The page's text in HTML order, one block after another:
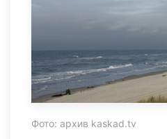
Фото: архив kaskad.tv